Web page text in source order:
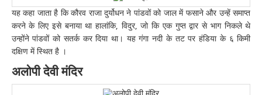
यह कहा जाता है कि कौरव राजा दुर्योधन ने पांडवों को जाल में फसाने और उन्हें समाप्त
करने के लिए इसे बनाया था हालांकि, विदुर, जो कि एक गुप्त द्वार से भाग निकले थे
उन्होंने पांडवों को सतर्क कर दिया था। यह गंगा नदी के तट पर हंडिया के ६ किमी
दक्षिण में स्थित है ।
अलोपी देवी मंदिर